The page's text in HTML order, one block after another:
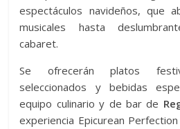
espectáculos navideños, que
musicales hasta
cabaret.
Se ofrecerán platos
seleccionados y bebidas
equipo culinario y de bar de
experiencia Epicurean